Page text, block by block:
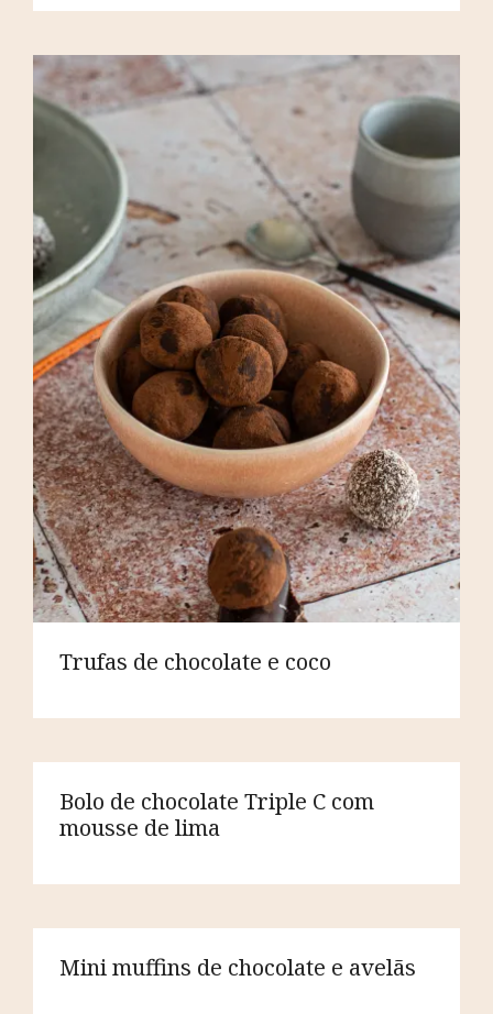
Trufas de chocolate e coco
Bolo de chocolate Triple C com
mousse de lima
Mini muffins de chocolate e avelãs